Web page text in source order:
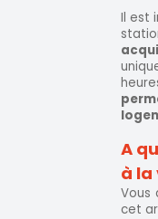
Il est
A
à la
Vous
cet